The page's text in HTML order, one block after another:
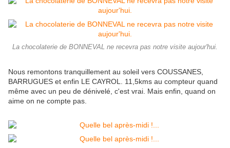
La chocolaterie de BONNEVAL ne recevra pas notre visite aujour'hui.
Nous remontons tranquillement au soleil vers COUSSANES,
BARRUGUES et enfin LE CAYROL. 11,5kms au compteur quand
même avec un peu de dénivelé, c'est vrai. Mais enfin, quand on
aime on ne compte pas.